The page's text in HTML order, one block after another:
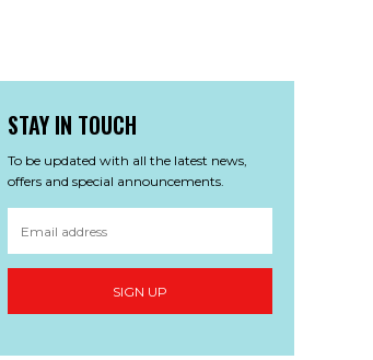
STAY IN TOUCH
To be updated with all the latest news,
offers and special announcements.
SIGN UP